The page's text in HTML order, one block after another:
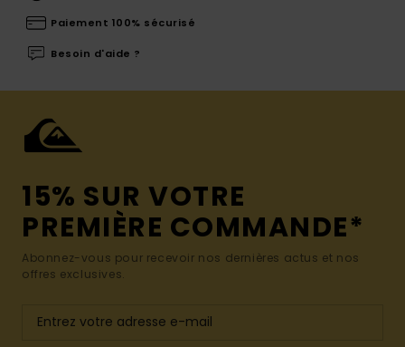
Paiement 100% sécurisé
Besoin d'aide ?
15% SUR VOTRE
PREMIÈRE COMMANDE*
Abonnez-vous pour recevoir nos dernières actus et nos
offres exclusives.